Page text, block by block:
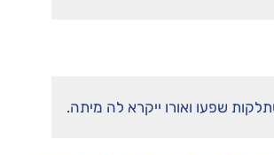
שפעו ואורו ייקרא לה מיתה.